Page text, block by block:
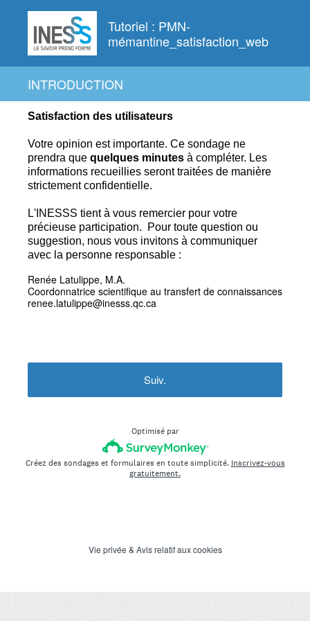
Tutoriel : PMN-
mémantine_satisfaction_web
INTRODUCTION
Satisfaction des utilisateurs
Votre opinion est importante. Ce sondage ne
prendra que quelques minutes à compléter. Les
informations recueillies seront traitées de manière
strictement confidentielle.
L'INESSS tient à vous remercier pour votre
précieuse participation.
Pour toute question ou
suggestion, nous vous invitons à communiquer
avec la personne responsable :
Renée Latulippe, M.A.
Coordonnatrice scientifique au transfert de connaissances
renee.latulippe@inesss.qc.ca
Suiv.
Optimisé par
Créez des sondages et formulaires en toute simplicité. Inscrivez-vous
gratuitement.
Vie privée & Avis relatif aux cookies